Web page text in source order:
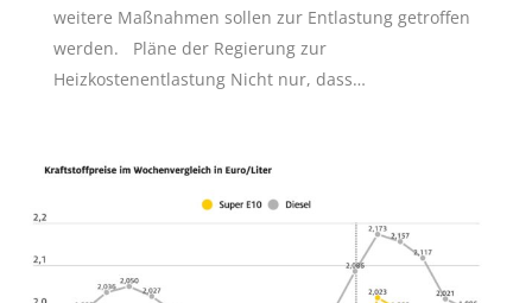
weitere Maßnahmen sollen zur Entlastung getroffen
werden. Pläne der Regierung zur
Heizkostenentlastung Nicht nur, dass…